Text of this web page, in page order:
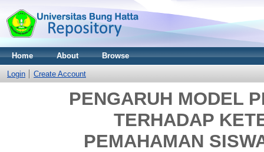
Home About Browse
Login Create Account
PENGARUH MODEL
TERHADAP
PEMAHAMAN